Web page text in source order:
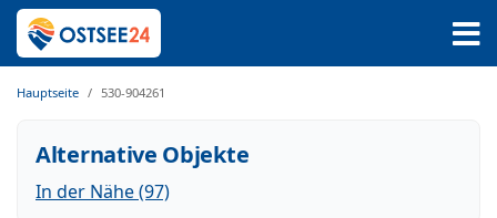
Hauptseite 530-904261
Alternative Objekte
In der Nähe (97)